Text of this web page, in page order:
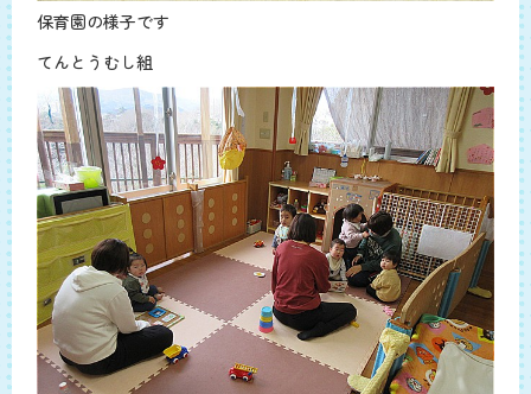
保育園の様子です
てんとうむし組